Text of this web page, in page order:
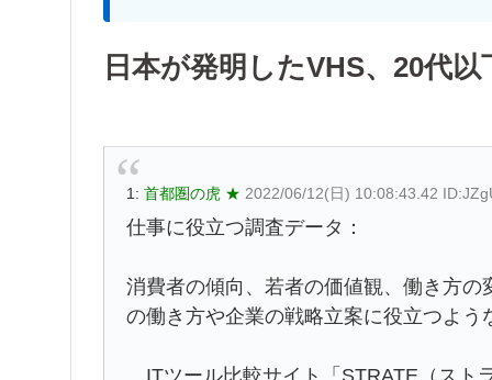
日本が発明したVHS、20代
1: 首都圏の虎 ★ 2022/06/12(日) 10:08:43.42
仕事に役立つ調査データ：
消費者の傾向、若者の価値観、働き方
の働き方や企業の戦略立案に役立つよ
ITツール比較サイト「STRATE（スト